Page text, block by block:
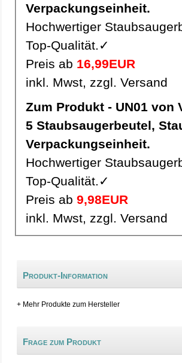
Verpackungseinheit.
Hochwertiger
Top-Qualität.✓
Preis ab 16,99EUR
inkl. Mwst, zzgl. Versand
Zum Produkt - UN01 von
5 Staubsaugerbeutel, Staubbeutel UN01 pro
Verpackungseinheit.
Hochwertiger
Top-Qualität.✓
Preis ab 9,98EUR
inkl. Mwst, zzgl. Versand
Produkt-Information
+ Mehr Produkte zum Hersteller
Frage zum Produkt